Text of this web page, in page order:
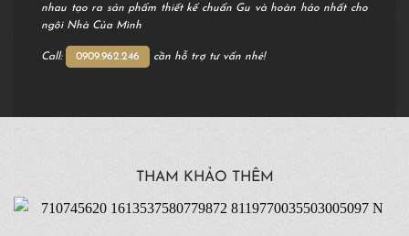
nhau tạo ra sản phẩm thiết kế chuẩn Gu và hoàn hảo nhất cho
ngôi Nhà Của Mình
Call: 0909.962.246 cần hỗ trợ tư vấn nhé!
THAM KHẢO THÊM